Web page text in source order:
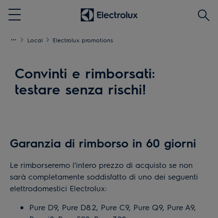
Menu
Local Electrolux promotions
Convinti e rimborsati:
testare senza rischi!
Garanzia di rimborso in 60 giorni
Le rimborseremo l'intero prezzo di acquisto se non
sarà completamente soddisfatto di uno dei seguenti
elettrodomestici Electrolux:
Pure D9, Pure D8.2, Pure C9, Pure Q9, Pure A9,